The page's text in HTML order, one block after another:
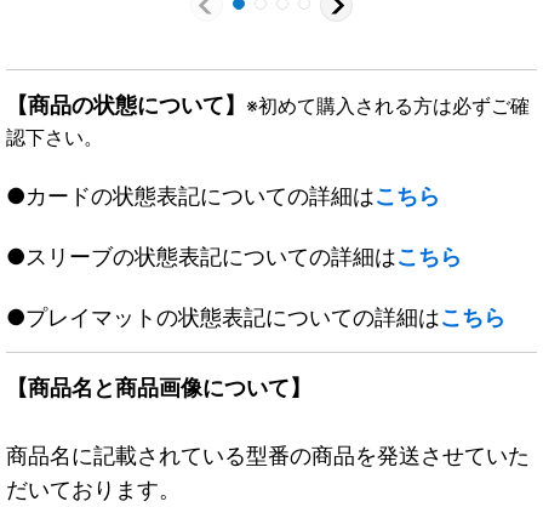
【商品の状態について】 ※初めて購入される方は必ずご確
認下さい。
●カードの状態表記についての詳細はこちら
●スリーブの状態表記についての詳細はこちら
●プレイマットの状態表記についての詳細はこちら
【商品名と商品画像について】
商品名に記載されている型番の商品を発送させていた
だいております。